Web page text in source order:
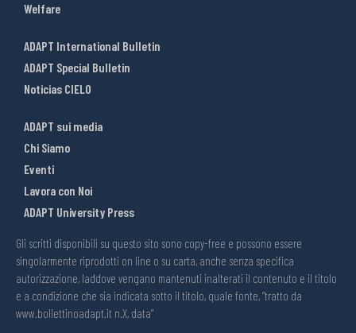
Welfare
ADAPT International Bulletin
ADAPT Special Bulletin
Noticias CIELO
ADAPT sui media
Chi Siamo
Eventi
Lavora con Noi
ADAPT University Press
Gli scritti disponibili su questo sito sono copy-free e possono essere
singolarmente riprodotti on line o su carta, anche senza specifica
autorizzazione, laddove vengano mantenuti inalterati il contenuto e il titolo
e a condizione che sia indicata sotto il titolo, quale fonte, “tratto da
www.bollettinoadapt.it n.X, data“